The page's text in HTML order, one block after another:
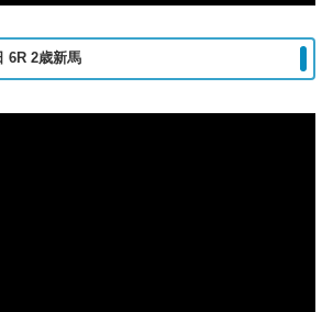
6R 2歳新馬